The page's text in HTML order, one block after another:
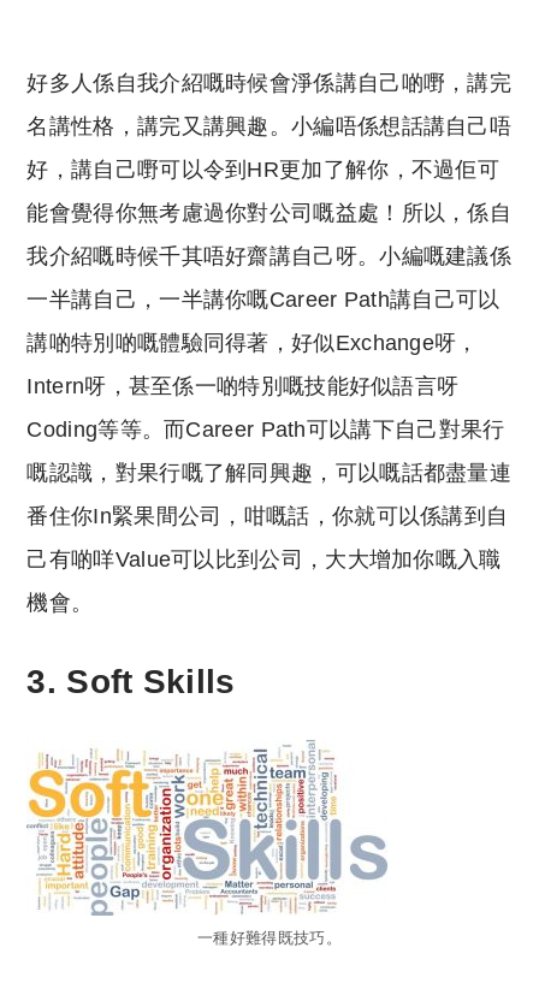
好多人係自我介紹嘅時候會淨係講自己啲嘢，講完
名講性格，講完又講興趣。小編唔係想話講自己唔
好，講自己嘢可以令到HR更加了解你，不過佢可
能會覺得你無考慮過你對公司嘅益處！所以，係自
我介紹嘅時候千其唔好齋講自己呀。小編嘅建議係
一半講自己，一半講你嘅Career Path講自己可以
講啲特別啲嘅體驗同得著，好似Exchange呀，
Intern呀，甚至係一啲特別嘅技能好似語言呀
Coding等等。而Career Path可以講下自己對果行
嘅認識，對果行嘅了解同興趣，可以嘅話都盡量連
番住你In緊果間公司，咁嘅話，你就可以係講到自
己有啲咩Value可以比到公司，大大增加你嘅入職
機會。
3. Soft Skills
一種好難得既技巧。